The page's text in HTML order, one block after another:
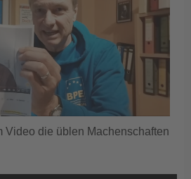
Video die üblen Machenschaften